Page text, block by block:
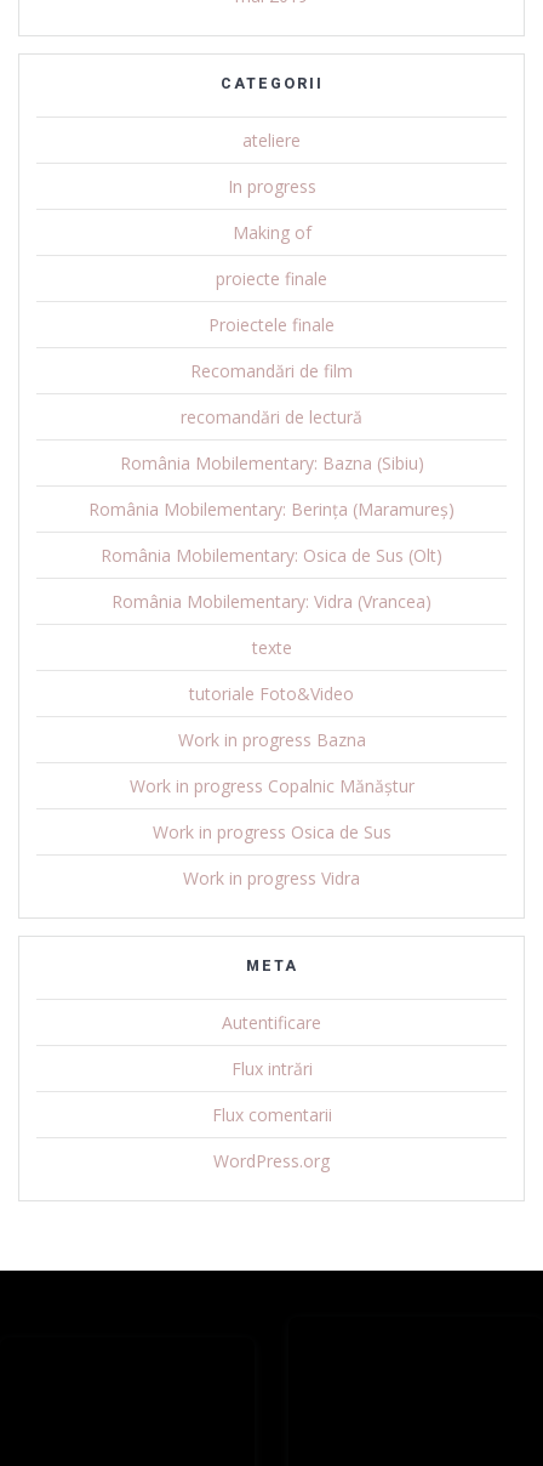
CATEGORII
ateliere
In progress
Making of
proiecte finale
Proiectele finale
Recomandări de film
recomandări de lectură
România Mobilementary: Bazna (Sibiu)
România Mobilementary: Berința (Maramureș)
România Mobilementary: Osica de Sus (Olt)
România Mobilementary: Vidra (Vrancea)
texte
tutoriale Foto&Video
Work in progress Bazna
Work in progress Copalnic Mănăștur
Work in progress Osica de Sus
Work in progress Vidra
META
Autentificare
Flux intrări
Flux comentarii
WordPress.org